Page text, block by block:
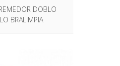
DOBLO
BRALIMPIA